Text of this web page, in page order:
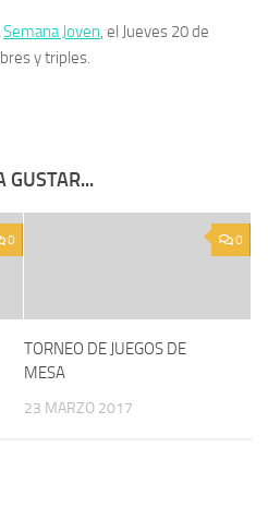
Semana Joven, el Jueves 20 de
y triples.
GUSTAR...
0 0
TORNEO DE JUEGOS DE
MESA
23 MARZO 2017